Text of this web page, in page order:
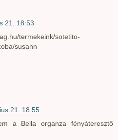
21. 18:53
termekeink/sotetito-
susann
21. 18:55
a Bella organza fényáteresztő